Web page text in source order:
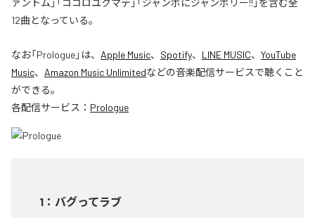
12曲となっている。
なお「Prologue」は、 Apple Music、 Spotify、 LINE MUSIC、 YouTube
Music、 Amazon Music Unlimitedなどの音楽配信サービスで聴くこと
ができる。
各配信サービス： Prologue
1 ： バグってラブ